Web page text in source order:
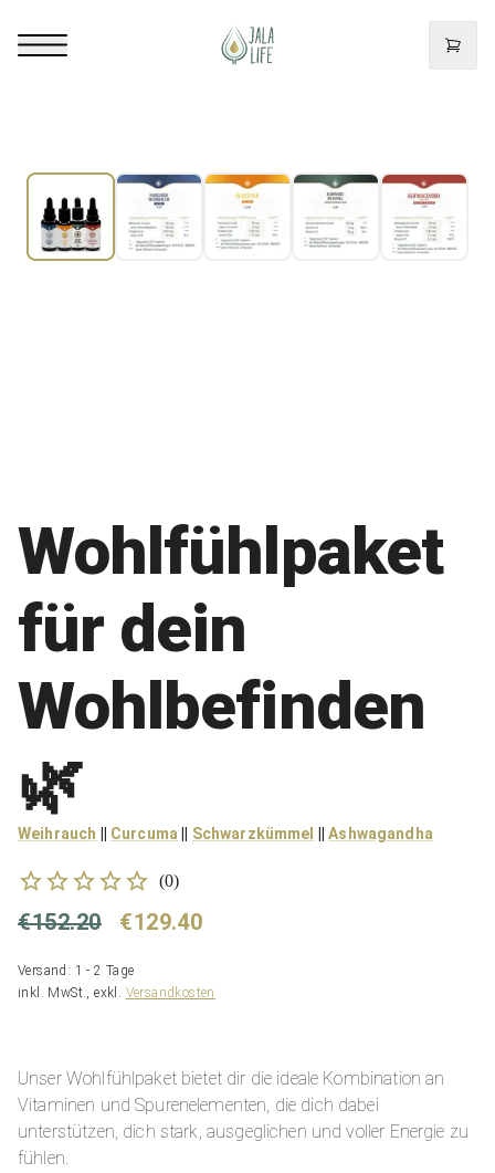
Wohlfühlpaket
für dein
Wohlbefinden
🌿
Weihrauch Curcuma Schwarzkümmel ||Ashwagandha
(0)
€152.20 €129.40
Versand: 1 - 2 Tage
inkl. MwSt., exkl. Versandkosten
Unser Wohlfühlpaket bietet dir die ideale Kombination an
Vitaminen und Spurenelementen, die dich dabei
unterstützen, dich stark, ausgeglichen und voller Energie zu
fühlen.